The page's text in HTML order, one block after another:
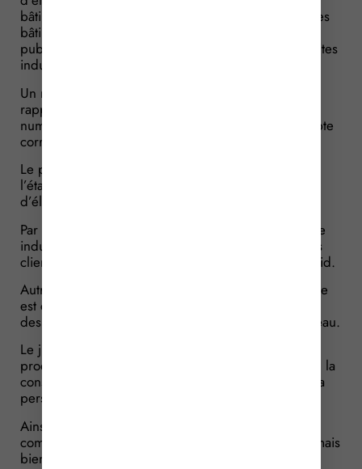
bâtiments alimentés par le réseau de chaleur. Or, ces
bâtiments sont principalement des locaux tertiaires
publics ou privés qui ne constituent donc pas des sites
industriels.
Un raisonnement que ne partage pas le juge qui
rappelle que lorsque l’établissement dispose d’un
numéro d’identité au REE le site à prendre en compte
correspond à cet établissement identifié.
Le périmètre pertinent est donc celui de
l’établissement exploité par le consommateur final
d’électricité réclamant le bénéfice du taux réduit.
Par ailleurs, le périmètre d’appréciation du caractère
industriel n’inclut pas les locaux et équipements des
clients alimentés par le réseau de chaleur ou de froid.
Autrement dit, la consommation électrique pertinente
est celle de l’exploitant des installations et non celle
des immeubles chauffés ou climatisés grâce au réseau.
Le juge ajoute que dans le cadre d’un réseau de
production et de distribution de chaleur et de froid, la
consommation finale d’électricité est effectuée par la
personne exploitant ces installations.
Ainsi, ce n’est pas le client final qui est considéré
comme consommateur au sens du dispositif fiscal, mais
bien l’opérateur du réseau.